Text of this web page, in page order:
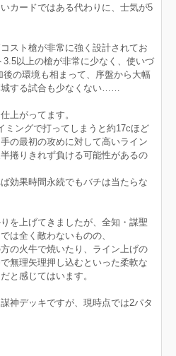
カードではある代わりに、士気が5
スト槍が非常に強く設計されてお
以上の槍が非常に少なく、使いづ
の環境も相まって、序盤から大幅
城する試合も少なくない……
上がってます。
ミングで打ってしまうと約17cほど
の最初の攻めに対して高いライン
捲りきれず負ける可能性があるの
効果時間永続でもバチは当たらな
を上げてきましたが、全知・謀聖
は全く敵わないものの、
の火牛で焼いたり、ライン上げの
無理矢理押し込むといった柔軟な
と感じてはいます。
神デッキですが、現時点では2パタ